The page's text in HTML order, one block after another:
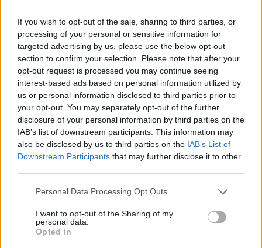
If you wish to opt-out of the sale, sharing to third parties, or
processing of your personal or sensitive information for
targeted advertising by us, please use the below opt-out
section to confirm your selection. Please note that after your
opt-out request is processed you may continue seeing
interest-based ads based on personal information utilized by
us or personal information disclosed to third parties prior to
your opt-out. You may separately opt-out of the further
disclosure of your personal information by third parties on the
IAB’s list of downstream participants. This information may
also be disclosed by us to third parties on the IAB’s List of
Downstream Participants that may further disclose it to other
Personal Data Processing Opt Outs
I want to opt-out of the Sharing of my
personal data.
Opted In